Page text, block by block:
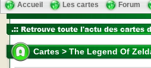
Accueil Les cartes Forum
Cartes > The Legend Of